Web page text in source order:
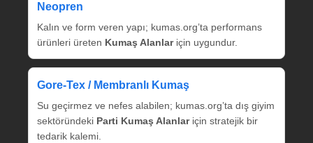
Neopren
Kalın ve form veren yapı; kumas.org’ta performans
ürünleri üreten Kumaş Alanlariçin uygundur.
Gore‑Tex / Membranlı Kumaş
Su geçirmez ve nefes alabilen; kumas.org’ta dış giyim
sektöründeki Parti Kumaş Alanlariçin stratejik bir
tedarik kalemi.